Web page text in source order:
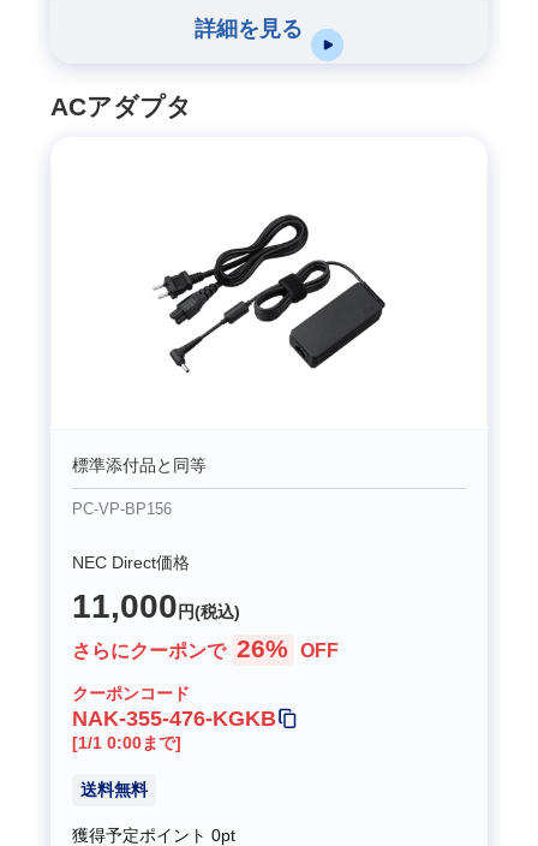
詳細を見る
ACアダプタ
標準添付品と同等
PC-VP-BP156
NEC Direct価格
11,000 円(税込)
さらにクーポンで 26% OFF
クーポンコード
NAK-355-476-KGKB
[1/1 0:00まで]
送料無料
獲得予定ポイント0pt